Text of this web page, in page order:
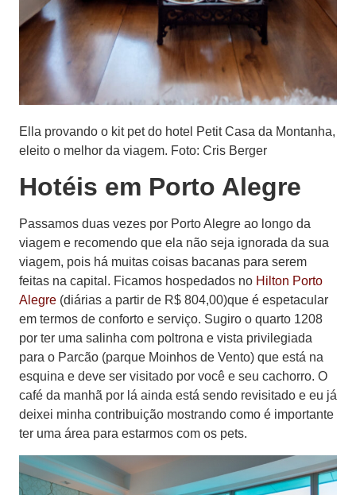
Ella provando o kit pet do hotel Petit Casa da Montanha,
eleito o melhor da viagem. Foto: Cris Berger
Hotéis em Porto Alegre
Passamos duas vezes por Porto Alegre ao longo da
viagem e recomendo que ela não seja ignorada da sua
viagem, pois há muitas coisas bacanas para serem
feitas na capital. Ficamos hospedados no Hilton Porto
Alegre (diárias a partir de R$ 804,00)que é espetacular
em termos de conforto e serviço. Sugiro o quarto 1208
por ter uma salinha com poltrona e vista privilegiada
para o Parcão (parque Moinhos de Vento) que está na
esquina e deve ser visitado por você e seu cachorro. O
café da manhã por lá ainda está sendo revisitado e eu já
deixei minha contribuição mostrando como é importante
ter uma área para estarmos com os pets.